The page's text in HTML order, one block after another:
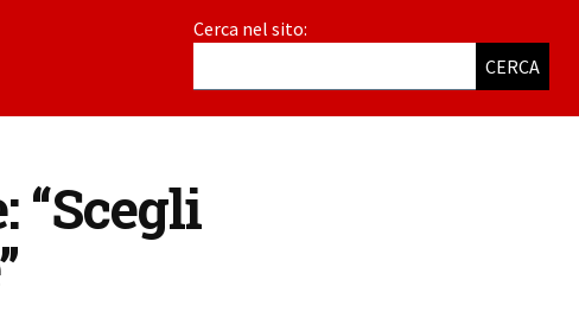
Cerca nel sito:
CERCA
“Scegli